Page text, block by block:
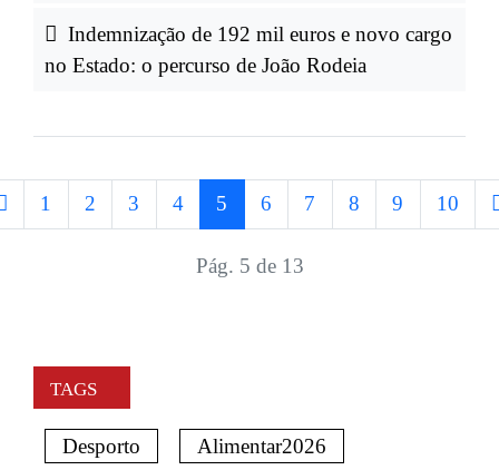
Indemnização de 192 mil euros e novo cargo
no Estado: o percurso de João Rodeia
1 2 3 4 5 6 7 8 9 10
Pág. 5 de 13
TAGS
Desporto
Alimentar2026